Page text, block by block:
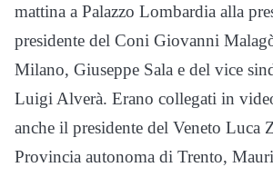
mattina a Palazzo Lombardia alla
presidente del Coni Giovanni
Milano, Giuseppe Sala e del vice
Luigi Alverà. Erano collegati in
anche il presidente del Veneto Luca
Provincia autonoma di Trento,